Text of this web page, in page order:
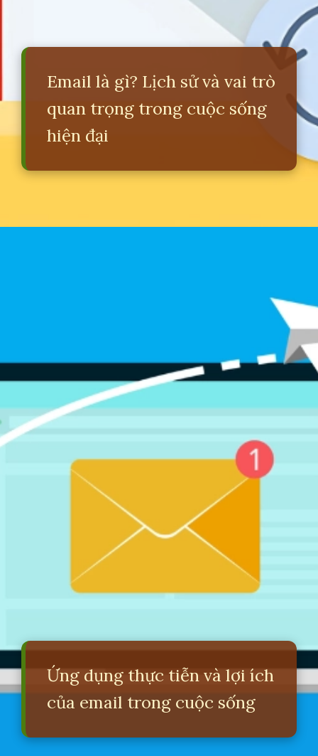
Email là gì? Lịch sử và vai trò
quan trọng trong cuộc sống
hiện đại
Ứng dụng thực tiễn và lợi ích
của email trong cuộc sống